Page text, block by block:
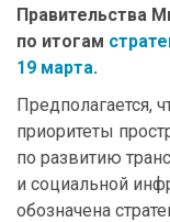
Правительства
по итогам
19 марта.
Предполагается,
приоритеты
по развитию
и социальной
обозначена